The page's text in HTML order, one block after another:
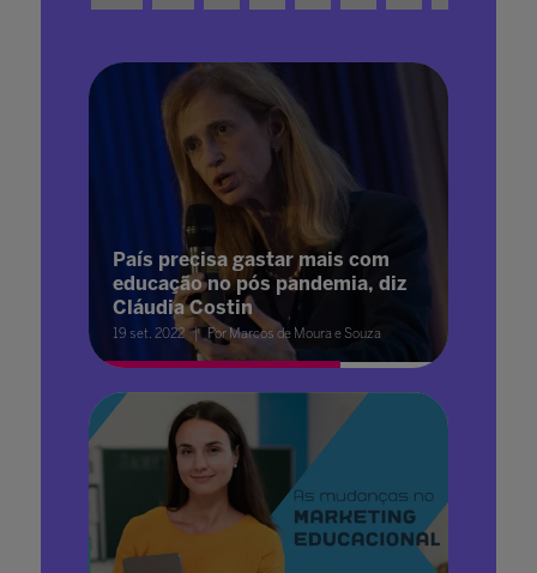
País precisa gastar mais com
educação no pós pandemia, diz
Cláudia Costin
19 set. 2022 Por Marcos de Moura e Souza